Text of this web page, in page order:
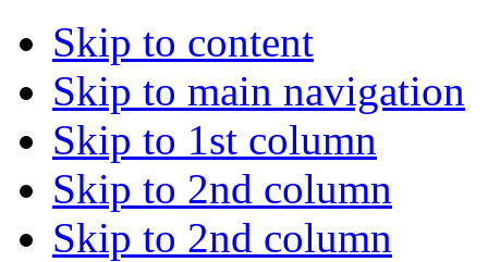
Skip to content
Skip to main navigation
Skip to 1st column
Skip to 2nd column
Skip to 2nd column